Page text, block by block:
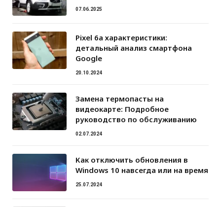
07.06.2025
Pixel 6a характеристики:
детальный анализ смартфона
Google
20.10.2024
Замена термопасты на
видеокарте: Подробное
руководство по обслуживанию
02.07.2024
Как отключить обновления в
Windows 10 навсегда или на время
25.07.2024